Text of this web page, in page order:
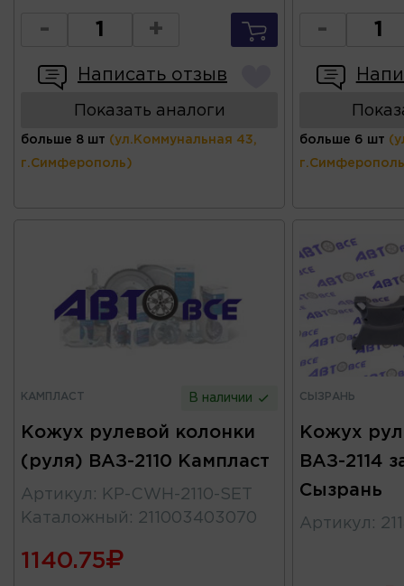
- +
Написать отзыв
Показать аналоги
больше 8 шт (ул.Коммунальная 43,
г.Симферополь)
-
больше 6 шт
КАМПЛАСТ В наличии
Кожух рулевой колонки
(руля) ВАЗ-2110 Кампласт
Артикул :
KP-CWH-2110-SET
Каталожный : 211003403070
1140.75
СЫЗРАНЬ
Кожух
ВАЗ-2114
Сызрань
Артикул :